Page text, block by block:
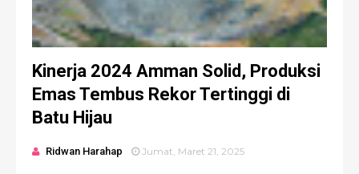
Kinerja 2024 Amman Solid, Produksi
Emas Tembus Rekor Tertinggi di
Batu Hijau
Ridwan Harahap Jumat, Maret 21, 2025